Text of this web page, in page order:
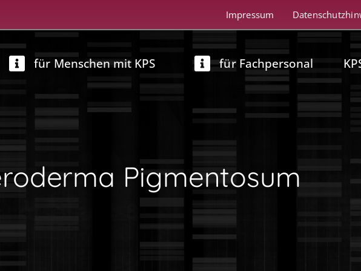
Impressum
für Menschen mit KPS für Fachpersonal
Pigmentosum